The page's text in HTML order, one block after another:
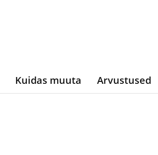
Kuidas muuta Arvustused